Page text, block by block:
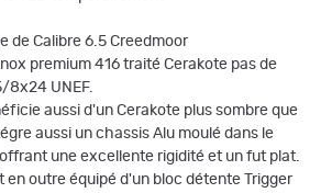
de Calibre 6.5 Creedmoor
premium 416 traité Cerakote pas de
8x24 UNEF.
aussi d'un Cerakote plus sombre que
aussi un chassis Alu moulé dans le
une excellente rigidité et un fut plat.
en outre équipé d'un bloc détente Trigger